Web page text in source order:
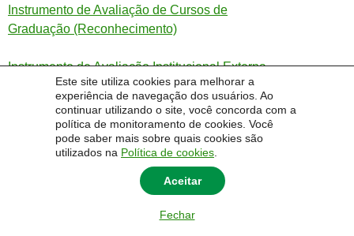
Este site utiliza cookies para melhorar a
experiência de navegação dos usuários. Ao
continuar utilizando o site, você concorda com a
política de monitoramento de cookies. Você
pode saber mais sobre quais cookies são
utilizados na Política de cookies
Aceitar
Fechar
Instrumento de Avaliação de Cursos de
Graduação (Reconhecimento)
Instrumento de Avaliação Institucional Externa
(Recredenciamento)
© 2014 Universidade Federal do Pampa - UNIPAMPA